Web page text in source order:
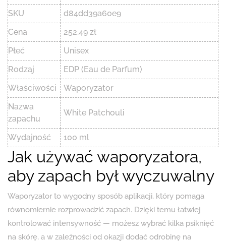
SKU
d84dd39a60e9
Cena
252.49 zł
Płeć
Unisex
Rodzaj
EDP (Eau de Parfum)
Właściwości
Waporyzator
Nazwa
zapachu
White Patchouli
Wydajność 100 ml
Jak używać waporyzatora,
aby zapach był wyczuwalny
Waporyzator to wygodny sposób aplikacji, który pomaga
równomiernie rozprowadzić zapach. Dzięki temu łatwiej
kontrolować intensywność — możesz wybrać kilka psiknięć
na skórę, a w zależności od okazji dodać odrobinę na